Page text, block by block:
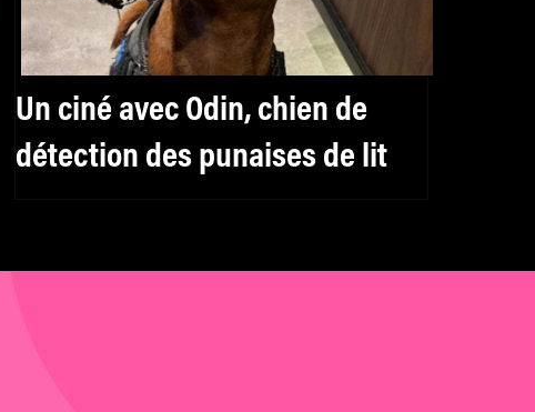
Un ciné avec Odin, chien de
détection des punaises de lit